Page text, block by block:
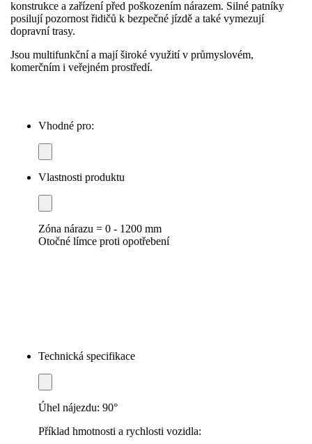
konstrukce a zařízení před poškozením nárazem. Silné patníky
posilují pozornost řidičů k bezpečné jízdě a také vymezují
dopravní trasy.
Jsou multifunkční a mají široké využití v průmyslovém,
komerčním i veřejném prostředí.
Vhodné pro:
Vlastnosti produktu
Zóna nárazu = 0 - 1200 mm
Otočné límce proti opotřebení
Technická specifikace
Úhel nájezdu: 90°
Příklad hmotnosti a rychlosti vozidla: